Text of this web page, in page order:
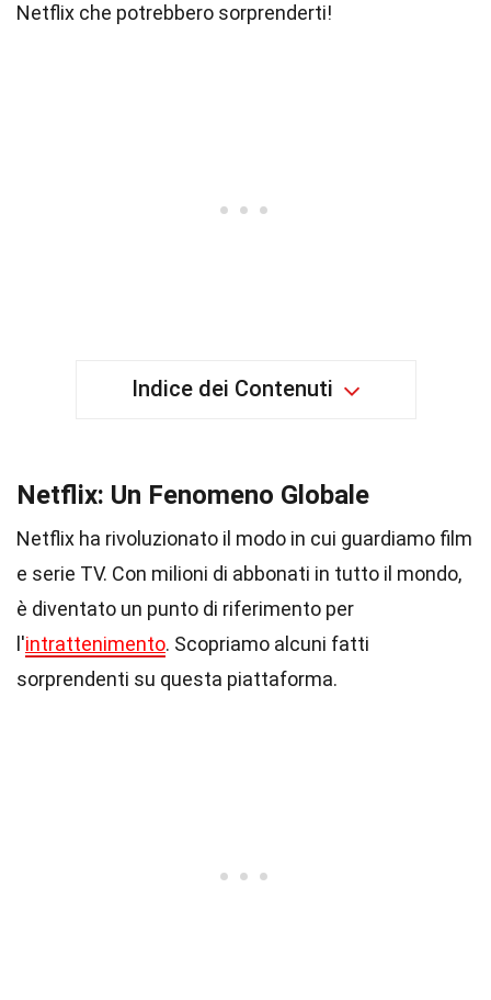
Netflix che potrebbero sorprenderti!
Indice dei Contenuti
Netflix: Un Fenomeno Globale
Netflix ha rivoluzionato il modo in cui guardiamo film
e serie TV. Con milioni di abbonati in tutto il mondo,
è diventato un punto di riferimento per
l'intrattenimento. Scopriamo alcuni fatti
sorprendenti su questa piattaforma.